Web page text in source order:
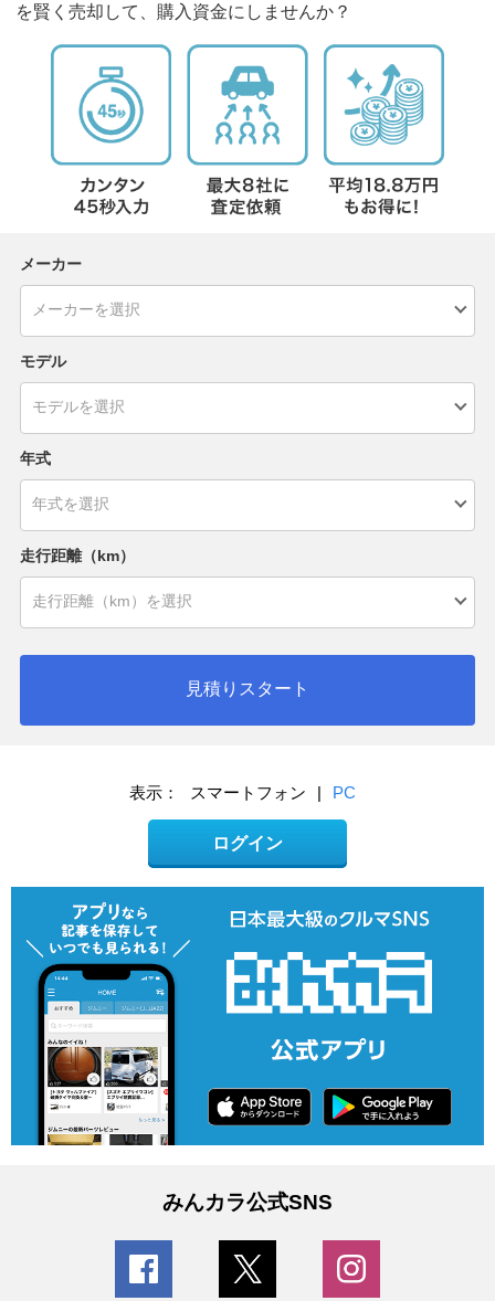
を賢く売却して、購入資金にしませんか？
メーカー
モデル
年式
走行距離（km）
見積りスタート
表示： スマートフォン | PC
ログイン
みんカラ公式SNS